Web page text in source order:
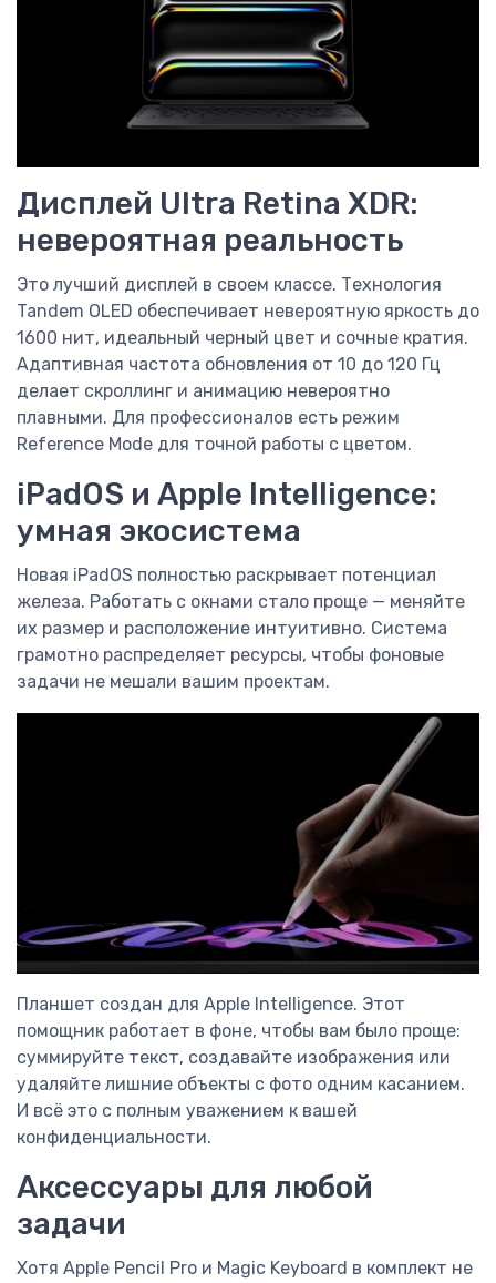
Дисплей Ultra Retina XDR:
невероятная реальность
Это лучший дисплей в своем классе. Технология
Tandem OLED обеспечивает невероятную яркость до
1600 нит, идеальный черный цвет и сочные кратия.
Адаптивная частота обновления от 10 до 120 Гц
делает скроллинг и анимацию невероятно
плавными. Для профессионалов есть режим
Reference Mode для точной работы с цветом.
iPadOS и Apple Intelligence:
умная экосистема
Новая iPadOS полностью раскрывает потенциал
железа. Работать с окнами стало проще — меняйте
их размер и расположение интуитивно. Система
грамотно распределяет ресурсы, чтобы фоновые
задачи не мешали вашим проектам.
Планшет создан для Apple Intelligence. Этот
помощник работает в фоне, чтобы вам было проще:
суммируйте текст, создавайте изображения или
удаляйте лишние объекты с фото одним касанием.
И всё это с полным уважением к вашей
конфиденциальности.
Аксессуары для любой
задачи
Хотя Apple Pencil Pro и Magic Keyboard в комплект не